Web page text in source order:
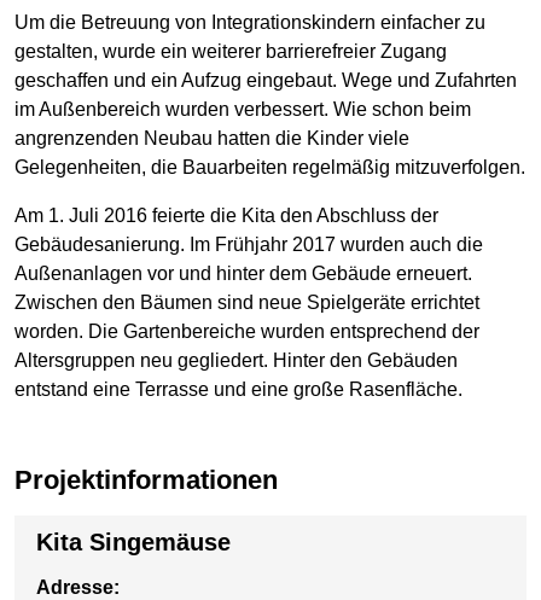
Um die Betreuung von Integrationskindern einfacher zu
gestalten, wurde ein weiterer barrierefreier Zugang
geschaffen und ein Aufzug eingebaut. Wege und Zufahrten
im Außenbereich wurden verbessert. Wie schon beim
angrenzenden Neubau hatten die Kinder viele
Gelegenheiten, die Bauarbeiten regelmäßig mitzuverfolgen.
Am 1. Juli 2016 feierte die Kita den Abschluss der
Gebäudesanierung. Im Frühjahr 2017 wurden auch die
Außenanlagen vor und hinter dem Gebäude erneuert.
Zwischen den Bäumen sind neue Spielgeräte errichtet
worden. Die Gartenbereiche wurden entsprechend der
Altersgruppen neu gegliedert. Hinter den Gebäuden
entstand eine Terrasse und eine große Rasenfläche.
Projektinformationen
Kita Singemäuse
Adresse: